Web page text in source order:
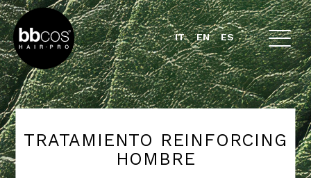
IT EN ES
TRATAMIENTO REINFORCING
HOMBRE